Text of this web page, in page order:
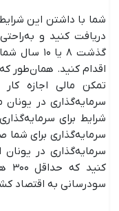
شما با داشتن این
دریافت کنید و
گذشت ۸ یا
اقدام کنید. همان‌طور
تمکن مالی اجازه کار
سرمایه‌گذاری در
شرایط برای
سرمایه‌گذاری برای شما
سرمایه‌گذاری در
سودرسانی به اقتصاد